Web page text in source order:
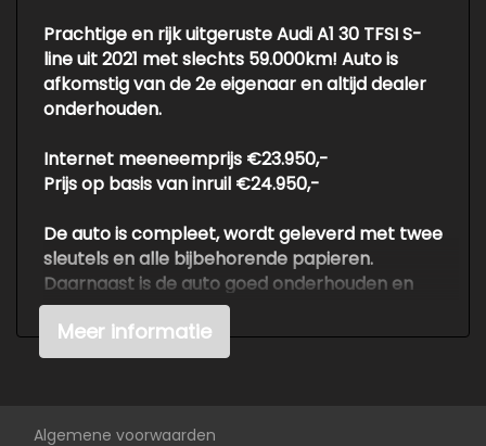
Achterbank in delen neerklapbaar
Airco
Armsteun voor
Elektrische ramen voor
Lederen versnellingspook
Sportstoelen
Stuur leder
Stuur verstelbaar
Voorstoelen in hoogte verstelbaar
Prachtige en rijk uitgeruste Audi A1 30 TFSI S-
line uit 2021 met slechts 59.000km! Auto is
afkomstig van de 2e eigenaar en altijd dealer
onderhouden.
Internet meeneemprijs €23.950,-
Prijs op basis van inruil €24.950,-
De auto is compleet, wordt geleverd met twee
sleutels en alle bijbehorende papieren.
Daarnaast is de auto goed onderhouden en
heeft deze geen schade verleden.
Voor meer info of een vrijblijvende offerte /
Kuepers is erkend BOVAG bedrijf. OPEN OP
Meer informatie
Algemene voorwaarden